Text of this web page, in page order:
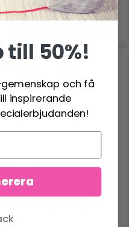
Lägg till varukorgen
-10%
0-1580 WINTER
BRANCHES DOILY BY
till 50%!
och få
inspirerande